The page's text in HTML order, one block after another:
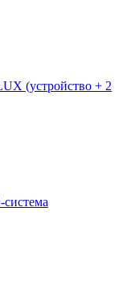
(устройство + 2